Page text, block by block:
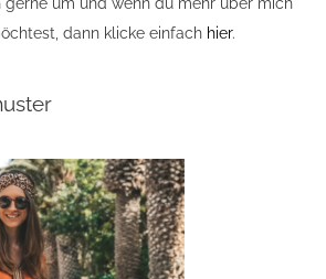
gerne um und wenn du mehr über mich
dann klicke einfach hier.